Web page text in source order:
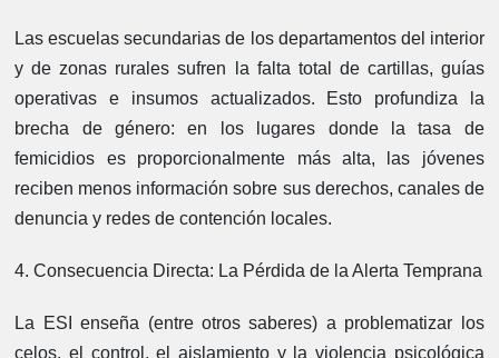
Las escuelas secundarias de los departamentos del interior
y de zonas rurales sufren la falta total de cartillas, guías
operativas e insumos actualizados. Esto profundiza la
brecha de género: en los lugares donde la tasa de
femicidios es proporcionalmente más alta, las jóvenes
reciben menos información sobre sus derechos, canales de
denuncia y redes de contención locales.
4. Consecuencia Directa: La Pérdida de la Alerta Temprana
La ESI enseña (entre otros saberes) a problematizar los
celos, el control, el aislamiento y la violencia psicológica